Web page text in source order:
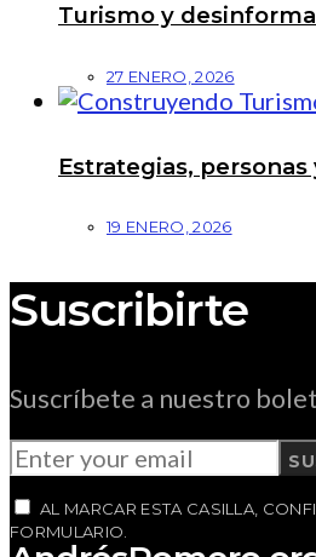
Turismo y
27 ENERO, 2026
Estrategias,
19 ENERO, 2026
Suscribirte
Suscríbete a nuestro
AL MARCAR ESTA CASILLA,
FORMULARIO.